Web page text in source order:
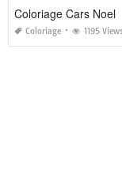
Coloriage Cars Noel
Coloriage 1195 Views